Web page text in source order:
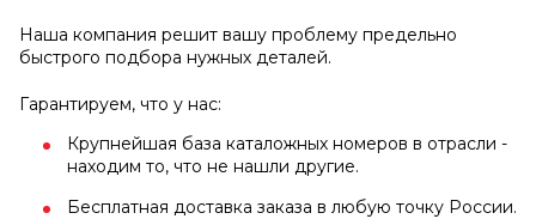
Наша компания решит вашу проблему предельно
быстрого подбора нужных деталей.
Гарантируем, что у нас:
Крупнейшая база каталожных номеров в отрасли -
находим то, что не нашли другие.
Бесплатная доставка заказа в любую точку России.